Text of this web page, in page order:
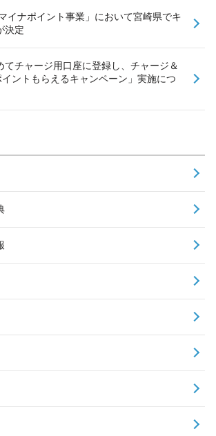
イナポイント事業」において宮崎県でキ
決定
てチャージ用口座に登録し、チャージ＆
ントもらえるキャンペーン」実施につ